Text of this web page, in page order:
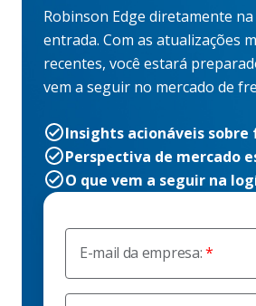
E-mail da empresa:
Robinson Edge diretamente na
entrada. Com as atualizações
recentes, você estará
vem a seguir no mercado de
Insights acionáveis
Perspectiva de mercado
O que vem a seguir na